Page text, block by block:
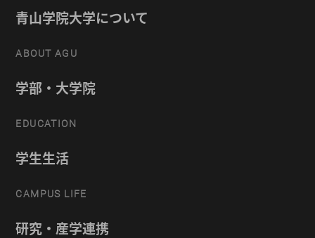
青山学院大学について
ABOUT AGU
学部・大学院
EDUCATION
学生生活
CAMPUS LIFE
研究・産学連携